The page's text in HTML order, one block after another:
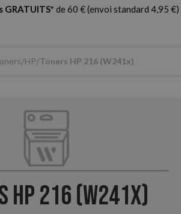
de 60 € (envoi standard 4,95 €)
HP Toners HP 216 (W241x)
HP 216 (W241x)